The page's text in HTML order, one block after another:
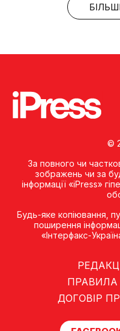
©
За повного чи
зображень чи за
інформації «iPress»
Будь-яке копiювання,
поширення
«Iнтерфакс-
ПРАВИЛА
ДОГОВІР